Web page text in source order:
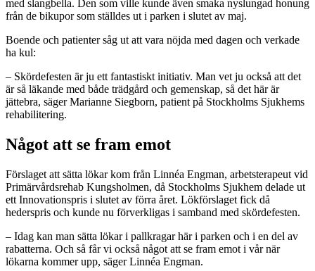
med slangbella. Den som ville kunde även smaka nyslungad honung
från de bikupor som ställdes ut i parken i slutet av maj.
Boende och patienter såg ut att vara nöjda med dagen och verkade
ha kul:
– Skördefesten är ju ett fantastiskt initiativ. Man vet ju också att det
är så läkande med både trädgård och gemenskap, så det här är
jättebra, säger Marianne Siegborn, patient på Stockholms Sjukhems
rehabilitering.
Något att se fram emot
Förslaget att sätta lökar kom från Linnéa Engman, arbetsterapeut vid
Primärvårdsrehab Kungsholmen, då Stockholms Sjukhem delade ut
ett Innovationspris i slutet av förra året. Lökförslaget fick då
hederspris och kunde nu förverkligas i samband med skördefesten.
– Idag kan man sätta lökar i pallkragar här i parken och i en del av
rabatterna. Och så får vi också något att se fram emot i vår när
lökarna kommer upp, säger Linnéa Engman.